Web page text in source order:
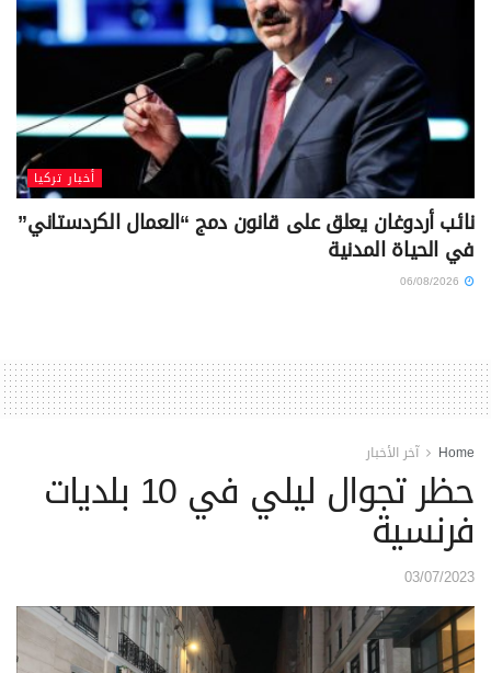
أخبار تركيا
نائب أردوغان يعلق على قانون دمج “العمال الكردستاني”
في الحياة المدنية
Home آخر الأخبار
حظر تجوال ليلي في 10 بلديات
فرنسية
03/07/2023